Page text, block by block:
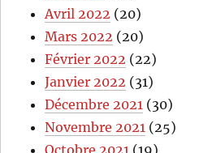
Avril 2022 (20)
Mars 2022 (20)
Février 2022 (22)
Janvier 2022 (31)
Décembre 2021 (30)
Novembre 2021 (25)
Octobre 2021 (19)